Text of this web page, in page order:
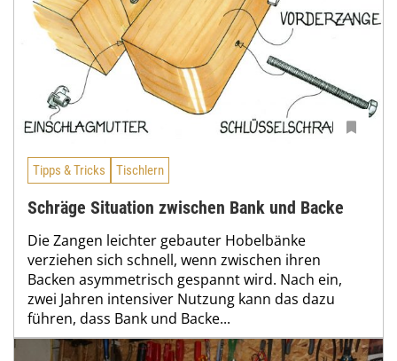
Tipps & Tricks Tischlern
Schräge Situation zwischen Bank und Backe
Die Zangen leichter gebauter Hobelbänke
verziehen sich schnell, wenn zwischen ihren
Backen asymmetrisch gespannt wird. Nach ein,
zwei Jahren intensiver Nutzung kann das dazu
führen, dass Bank und Backe...